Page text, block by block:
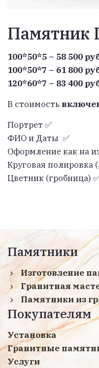
Памятник
100*50*5 – 58 500
100*50*7 – 61 800
120*60*7 – 83 400
В стоимость
Портрет ✅
ФИО и Даты ✅
Оформление как на
Круговая полировка
Цветник (гробница)
Памятники
Изготовление
Гранитная
Памятники из
Покупателям
Установка
Гранитные
Услуги